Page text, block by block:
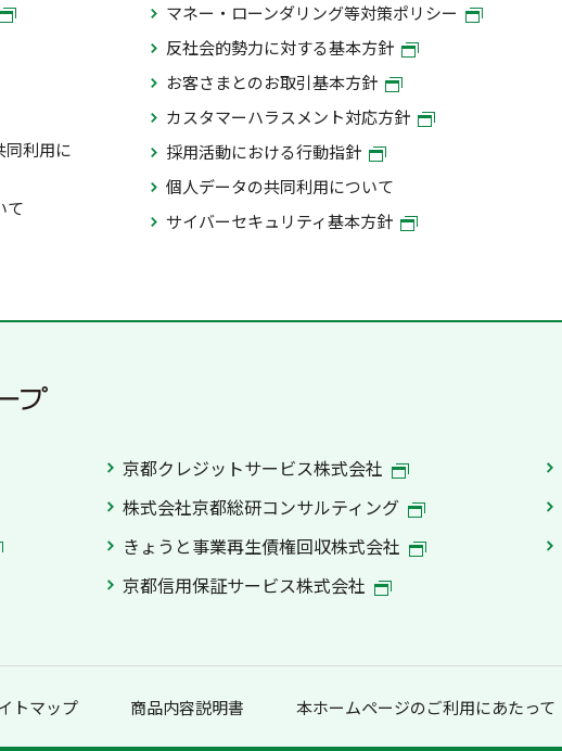
同利用に
て
マネー・ローンダリング等対策ポリシー
反社会的勢力に対する基本方針
お客さまとのお取引基本方針
カスタマーハラスメント対応方針
採用活動における行動指針
個人データの共同利用について
サイバーセキュリティ基本方針
京都クレジットサービス株式会社
株式会社京都総研コンサルティング
きょうと事業再生債権回収株式会社
京都信用保証サービス株式会社
トマップ 商品内容説明書 本ホームページのご利用にあたって